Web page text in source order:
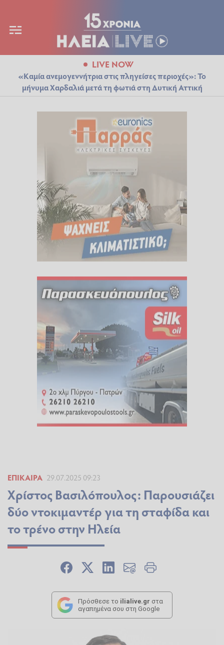
LIVE NOW
«Καμία ανεμογεννήτρια στις πληγείσες περιοχές»: Το
μήνυμα Χαρδαλιά μετά τη φωτιά στη Δυτική Αττική
ΕΠΊΚΑΙΡΑ 29.07.2025 09:23
Χρίστος Βασιλόπουλος: Παρουσιάζει
δύο ντοκιμαντέρ για τη σταφίδα και
το τρένο στην Ηλεία
Πρόσθεσε το ilialive.gr στα
αγαπημένα σου στη Google